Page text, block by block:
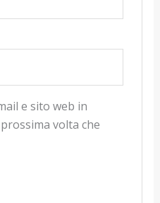
e sito web in
volta che